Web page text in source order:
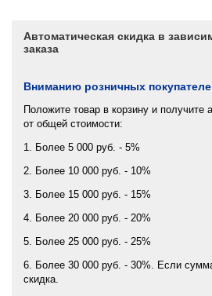
Автоматическая скидка в
заказа
Вниманию розничных
Положите товар в корзину и получите
от общей стоимости:
1. Более 5 000 руб. - 5%
2. Более 10 000 руб. - 10%
3. Более 15 000 руб. - 15%
4. Более 20 000 руб. - 20%
5. Более 25 000 руб. - 25%
6. Более 30 000 руб. - 30%. Если
скидка.